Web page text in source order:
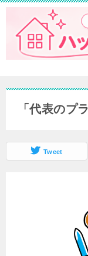
「代表のプ
Tweet